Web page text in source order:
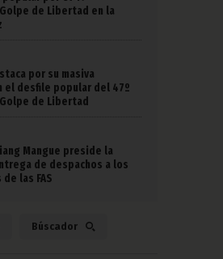
de Libertad en la
por su masiva
el desfile popular del 47º
de Libertad
Mangue preside la
de despachos a los
las FAS
Búscador